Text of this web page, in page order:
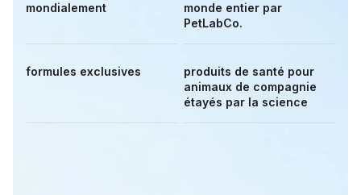
mondialement
monde entier par
PetLabCo.
formules exclusives
produits de santé pour
animaux de compagnie
étayés par la science